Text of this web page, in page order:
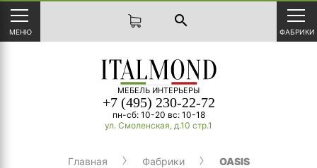
МЕНЮ
search
ФАБРИКИ
МЕБЕЛЬ ИНТЕРЬЕРЫ
+7 (495) 230-22-72
пн-сб: 10-20 вс: 10-18
ул. Смоленская, д.10 стр.1
Главная Фабрики OASIS